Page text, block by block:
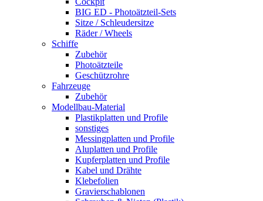
BIG ED - Photoätzteil-Sets
Sitze / Schleudersitze
Räder / Wheels
Schiffe
Zubehör
Photoätzteile
Geschützrohre
Fahrzeuge
Zubehör
Modellbau-Material
Plastikplatten und Profile
sonstiges
Messingplatten und Profile
Aluplatten und Profile
Kupferplatten und Profile
Kabel und Drähte
Klebefolien
Gravierschablonen